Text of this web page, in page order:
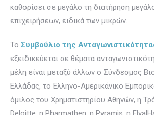
καθορίσει σε μεγάλο τη διατήρηση
επιχειρήσεων, ειδικά των μικρών.
Το Συμβούλιο της
εξειδικεύεται σε θέματα
μέλη είναι μεταξύ άλλων ο Σύνδεσμος
Ελλάδας, το Ελληνο-Αμερικάνικο
όμιλος του Χρηματιστηρίου Αθηνών, η